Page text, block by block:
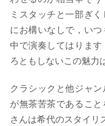
ミスタッチと一部ぎ
にお構いなしで，い
中で演奏してはりま
ろともしないこの魅力
クラシックと他ジャ
が無茶苦茶であるこ
さんは希代のスタイリ